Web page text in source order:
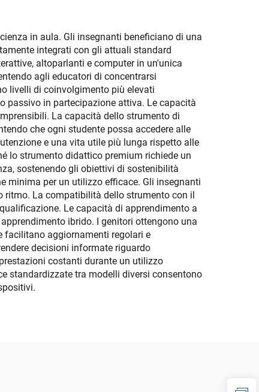
in aula. Gli insegnanti beneficiano di una
integrati con gli attuali standard
altoparlanti e computer in un'unica
agli educatori di concentrarsi
livelli di coinvolgimento più elevati
passivo in partecipazione attiva. Le capacità
La capacità dello strumento di
che ogni studente possa accedere alle
e una vita utile più lunga rispetto alle
lo strumento didattico premium richiede un
sostenendo gli obiettivi di sostenibilità
minima per un utilizzo efficace. Gli insegnanti
ritmo. La compatibilità dello strumento con il
Le capacità di apprendimento a
ibrido. I genitori ottengono una
facilitano aggiornamenti regolari e
decisioni informate riguardo
costanti durante un utilizzo
standardizzate tra modelli diversi consentono